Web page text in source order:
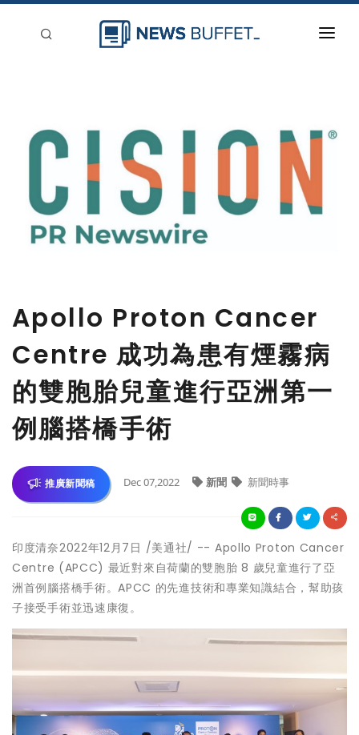
登入
Apollo Proton Cancer
Centre 成功為患有煙霧病
的雙胞胎兒童進行亞洲第一
例腦搭橋手術
推廣新聞稿 Dec 07,2022 新聞 新聞時事
印度清奈2022年12月7日 /美通社/ -- Apollo Proton Cancer
Centre (APCC) 最近對來自荷蘭的雙胞胎 8 歲兒童進行了亞
洲首例腦搭橋手術。APCC 的先進技術和專業知識結合，幫助孩
子接受手術並迅速康復。